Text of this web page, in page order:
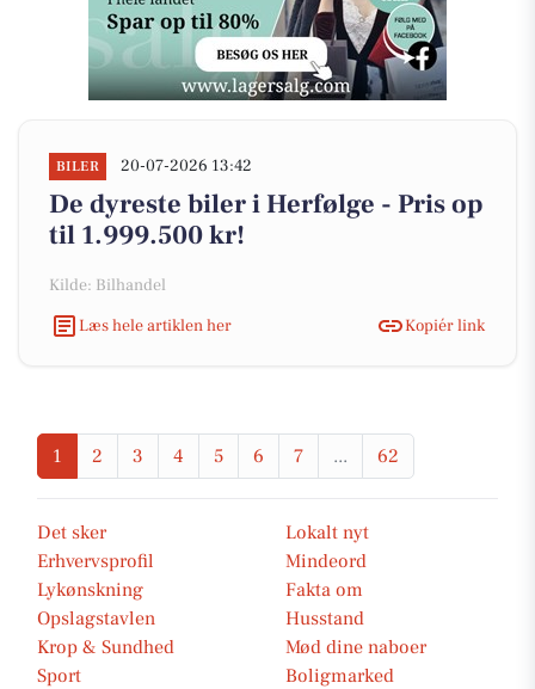
BILER 20-07-2026 13:42
De dyreste biler i Herfølge - Pris op
til 1.999.500 kr!
Kilde: Bilhandel
Læs hele artiklen her
Kopiér link
1 2 3 4 5 6 7 ... 62
Det sker
Lokalt nyt
Erhvervsprofil
Mindeord
Lykønskning
Fakta om
Opslagstavlen
Husstand
Krop & Sundhed
Mød dine naboer
Sport
Boligmarked